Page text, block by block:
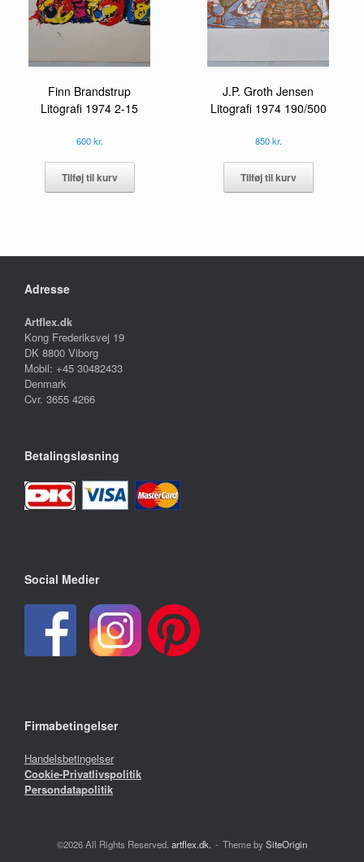
Finn Brandstrup
Litografi 1974 2-15
600kr.
Tilføj til kurv
J.P. Groth Jensen
Litografi 1974 190/500
850kr.
Tilføj til kurv
Adresse
Artflex.dk
Kong Frederiksvej 19
DK 8800 Viborg
Mobil: +45 30482433
Denmark
Cvr. 3655 4266
Betalingsløsning
Social Medier
Firmabetingelser
Handelsbetingelser
Cookie-Privatlivspolitik
Persondatapolitik
©2026 All Rights Reserved. artflex.dk. Theme bySiteOrigin